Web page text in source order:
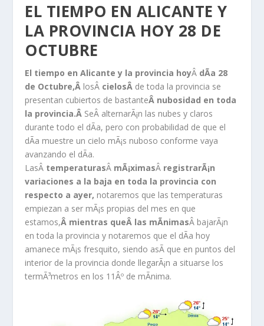
EL TIEMPO EN ALICANTE Y
LA PROVINCIA HOY 28 DE
OCTUBRE
El tiempo en Alicante y la provincia hoyÂ dÃ­a 28
de Octubre,Â losÂ cielosÂ de toda la provincia se
presentan cubiertos de bastanteÂ nubosidad en toda
la provincia.Â SeÂ alternarÃ¡n las nubes y claros
durante todo el dÃ­a, pero con probabilidad de que el
dÃ­a muestre un cielo mÃ¡s nuboso conforme vaya
avanzando el dÃ­a.
LasÂ temperaturasÂ mÃ¡ximasÂ registrarÃ¡n
variaciones a la baja en toda la provincia con
respecto a ayer, notaremos que las temperaturas
empiezan a ser mÃ¡s propias del mes en que
estamos,Â mientras queÂ las mÃ­nimasÂ bajarÃ¡n
en toda la provincia y notaremos que el dÃ­a hoy
amanece mÃ¡s fresquito, siendo asÃ­ que en puntos del
interior de la provincia donde llegarÃ¡n a situarse los
termÃ³metros en los 11Âº de mÃ­nima.